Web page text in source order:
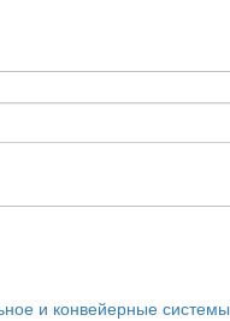
и конвейерные системы